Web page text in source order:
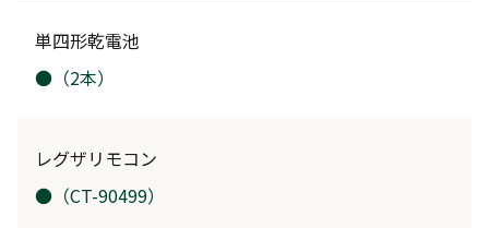
単四形乾電池
●（2本）
レグザリモコン
●（CT-90499）